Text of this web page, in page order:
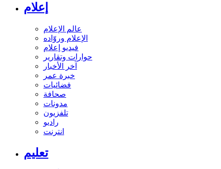
إعلام
عالم الإعلام
الإعلام وروّاده
فيديو إعلام
حوارات وتقارير
آخر الأخبار
خبرة عمر
فضائيات
صحافة
مدونات
تلفزيون
راديو
انترنت
تعليم